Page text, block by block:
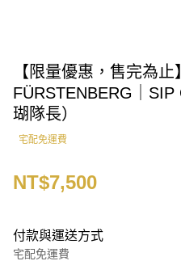
【限量優惠，售完為
FÜRSTENBERG｜
瑚隊長）
宅配免運費
NT$7,500
付款與運送方式
宅配免運費